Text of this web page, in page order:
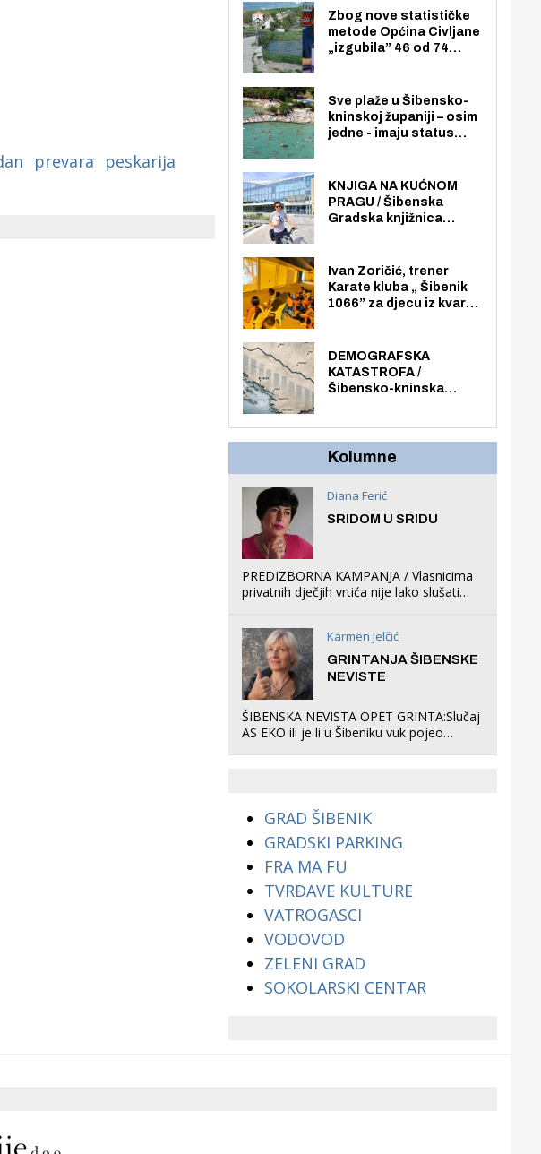
prevara
peskarija
Zbog nove statističke
metode Općina Civljane
„izgubila” 46 od 74
nego radno sposobnih
osoba među svojih 170
stanovnika.
Sve plaže u Šibensko-
kninskoj županiji – osim
jedne - imaju status
općoj upotrebi. Pristup
je slobodan i besplatan
za sve građane i
KNJIGA NA KUĆNOM
PRAGU / Šibenska
Gradska knjižnica
knjiga na kućnu adresu
električnim biciklom.
Ivan Zoričić, trener
Karate kluba „ Šibenik
1066” za djecu iz kvarta
ljuljačke i trampolin i
organizirao dječje
ljetno kino.
DEMOGRAFSKA
KATASTROFA /
Šibensko-kninska
1758, Skradin 625,
Kolumne
Diana Ferić
SRIDOM U SRIDU
PREDIZBORNA KAMPANJA / Vlasnicima
privatnih dječjih vrtića nije lako slušati
što oni rade u Šibeniku ne postoji
Karmen Jelčić
GRINTANJA ŠIBENSKE
NEVISTE
ŠIBENSKA NEVISTA OPET GRINTA:Slučaj
AS EKO ili je li u Šibeniku vuk pojeo
GRAD ŠIBENIK
GRADSKI PARKING
FRA MA FU
TVRĐAVE KULTURE
VATROGASCI
VODOVOD
ZELENI GRAD
SOKOLARSKI CENTAR